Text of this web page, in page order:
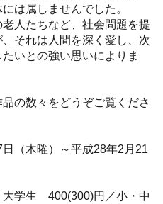
は属しませんでした。
人たちなど、社会問題を提
それは人間を深く愛し、次
いとの強い思いによりま
の数々をどうぞご覧くださ
（木曜）～平成28年2月21
学生 400(300)円／小・中